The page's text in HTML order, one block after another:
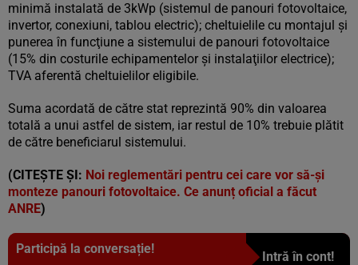
minimă instalată de 3kWp (sistemul de panouri fotovoltaice,
invertor, conexiuni, tablou electric); cheltuielile cu montajul şi
punerea în funcţiune a sistemului de panouri fotovoltaice
(15% din costurile echipamentelor şi instalaţiilor electrice);
TVA aferentă cheltuielilor eligibile.
Suma acordată de către stat reprezintă 90% din valoarea
totală a unui astfel de sistem, iar restul de 10% trebuie plătit
de către beneficiarul sistemului.
(CITEȘTE ȘI: Noi reglementări pentru cei care vor să-și
monteze panouri fotovoltaice. Ce anunț oficial a făcut
ANRE)
Participă la conversație!
Intră în cont!